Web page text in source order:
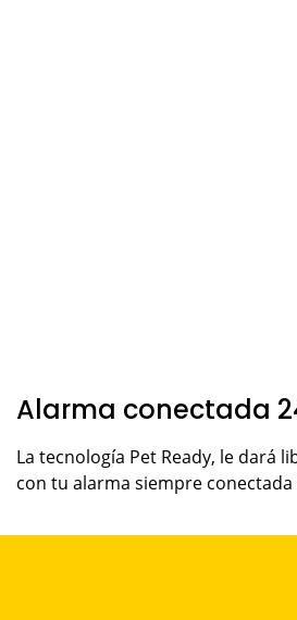
Alarma conectada
La tecnología Pet Ready, le dará
con tu alarma siempre conectada